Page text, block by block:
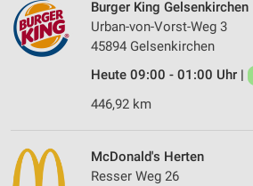
Burger King Gelsenkirchen
Urban-von-Vorst-Weg 3
45894 Gelsenkirchen
Heute 09:00 - 01:00 Uhr |
446,92 km
McDonald's Herten
Resser Weg 26